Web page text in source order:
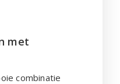
met
combinatie